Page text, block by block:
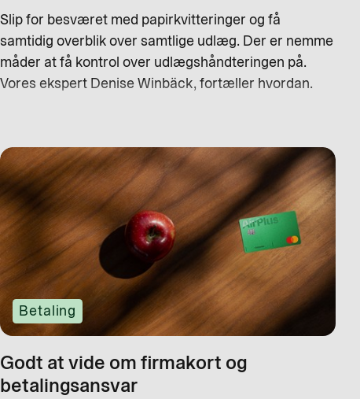
Slip for besværet med papirkvitteringer og få
samtidig overblik over samtlige udlæg. Der er nemme
måder at få kontrol over udlægshåndteringen på.
Vores ekspert Denise Winbäck, fortæller hvordan.
Betaling
Godt at vide om firmakort og
betalingsansvar